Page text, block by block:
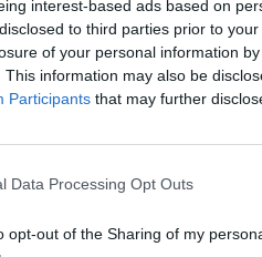
interest-based ads based on
to third parties prior to
of your personal information
This information may also be
Participants that may further
Data Processing Opt Outs
opt-out of the Sharing of my
suchen: Andre Rush